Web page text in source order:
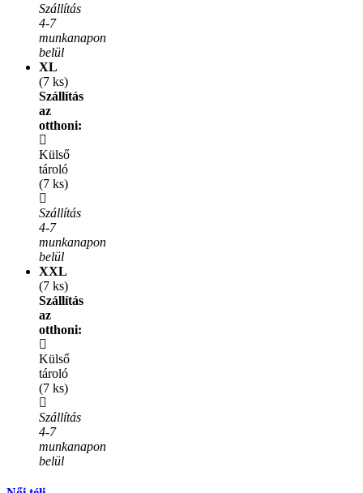
Szállítás
4-7
munkanapon
belül
XL
(7 ks)
Szállítás
az
otthoni:
Külső
tároló
(7 ks)
Szállítás
4-7
munkanapon
belül
XXL
(7 ks)
Szállítás
az
otthoni:
Külső
tároló
(7 ks)
Szállítás
4-7
munkanapon
belül